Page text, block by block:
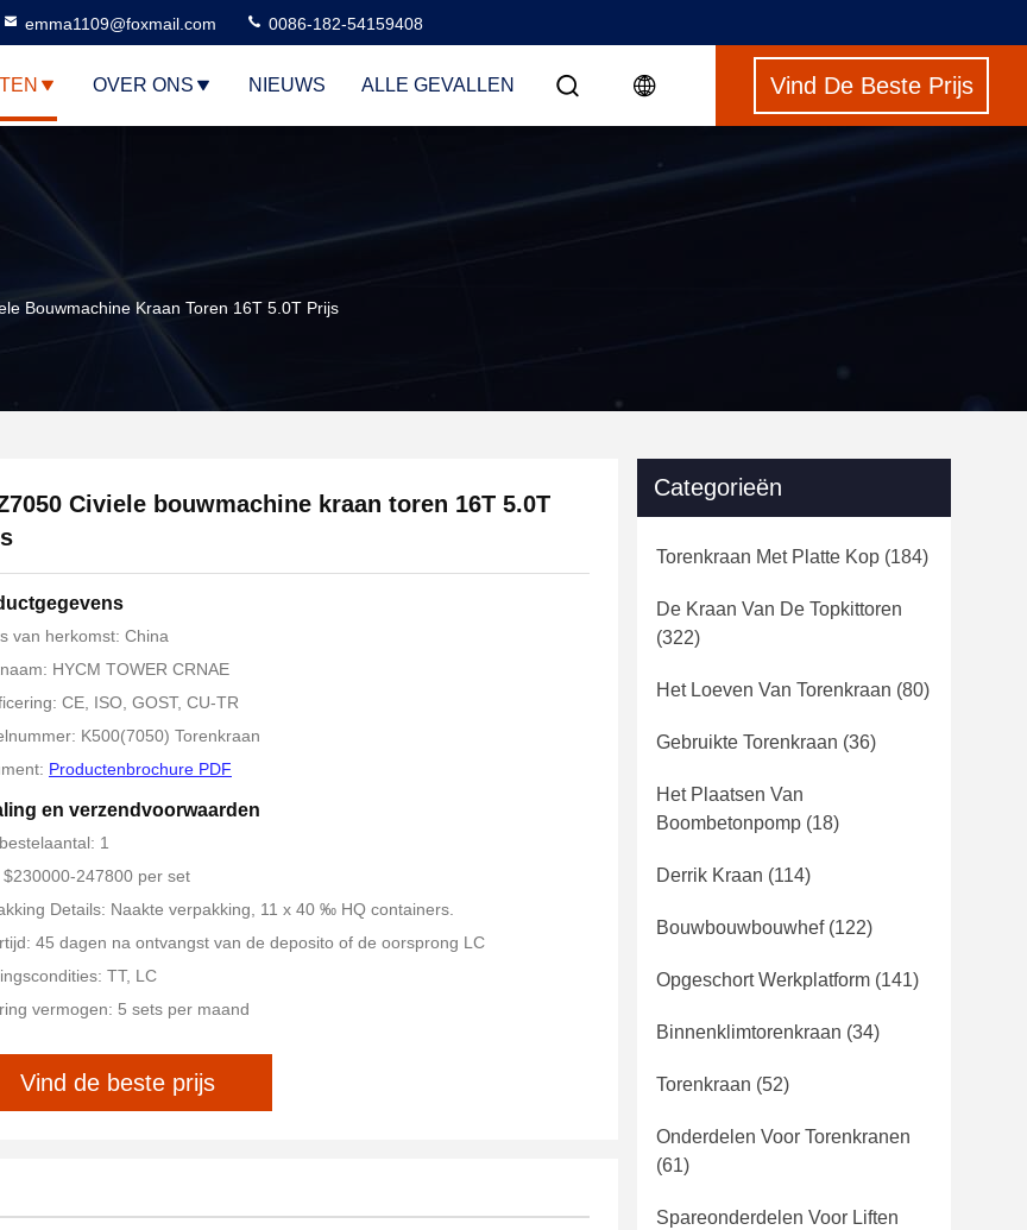
emma1109@foxmail.com 0086-182-54159408
OVER ONS NIEUWS ALLE GEVALLEN Vind De Beste Prijs
Bouwmachine Kraan Toren 16T 5.0T Prijs
Civiele bouwmachine kraan toren 16T 5.0T
van herkomst: China
HYCM TOWER CRNAE
CE, ISO, GOST, CU-TR
K500(7050) Torenkraan
Productenbrochure PDF
en verzendvoorwaarden
1
$230000-247800 per set
Details: Naakte verpakking, 11 x 40 ‰ HQ containers.
45 dagen na ontvangst van de deposito of de oorsprong LC
TT, LC
vermogen: 5 sets per maand
Vind de beste prijs
Categorieën
Torenkraan Met Platte Kop (184)
De Kraan Van De Topkittoren
(322)
Het Loeven Van Torenkraan (80)
Gebruikte Torenkraan (36)
Het Plaatsen Van
Boombetonpomp (18)
Derrik Kraan (114)
Bouwbouwbouwhef(122)
Opgeschort Werkplatform (141)
Binnenklimtorenkraan (34)
Torenkraan (52)
Onderdelen Voor Torenkranen
(61)
Spareonderdelen Voor Liften